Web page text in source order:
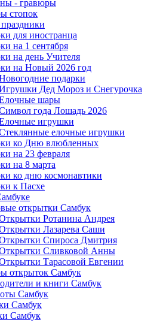
- гравюры
стопок
для иностранца
на 1 сентября
на день Учителя
на Новый 2026 год
подарки
Дед Мороз и Снегурочка
шары
года Лошадь 2026
игрушки
елочные игрушки
ко Дню влюбленных
на 23 февраля
на 8 марта
ко дню космонавтики
к Пасхе
открытки Самбук
Ротанина Андрея
Лазарева Саши
Спироса Дмитрия
Сливковой Анны
Тарасовой Евгении
открыток Самбук
и книги Самбук
Самбук
Самбук
Самбук